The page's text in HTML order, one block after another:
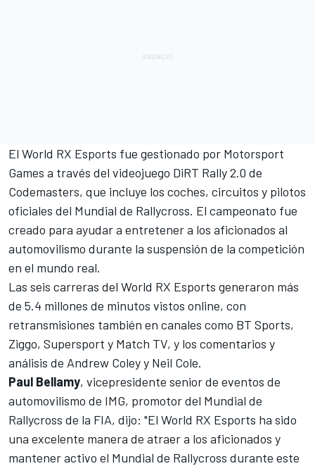
El World RX Esports fue gestionado por Motorsport
Games a través del videojuego DiRT Rally 2.0 de
Codemasters, que incluye los coches, circuitos y pilotos
oficiales del Mundial de Rallycross. El campeonato fue
creado para ayudar a entretener a los aficionados al
automovilismo durante la suspensión de la competición
en el mundo real.
Las seis carreras del World RX Esports generaron más
de 5.4 millones de minutos vistos online, con
retransmisiones también en canales como BT Sports,
Ziggo, Supersport y Match TV, y los comentarios y
análisis de Andrew Coley y Neil Cole.
Paul Bellamy, vicepresidente senior de eventos de
automovilismo de IMG, promotor del Mundial de
Rallycross de la FIA, dijo: "El World RX Esports ha sido
una excelente manera de atraer a los aficionados y
mantener activo el Mundial de Rallycross durante este